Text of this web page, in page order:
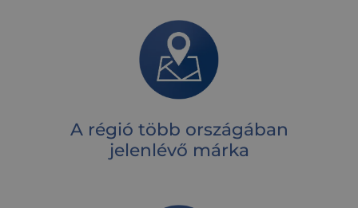
A régió több országában
jelenlévő márka